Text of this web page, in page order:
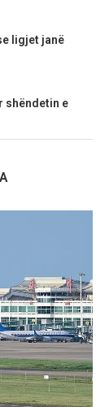
ligjet janë
shëndetin e